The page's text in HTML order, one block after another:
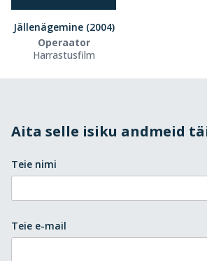
Jällenägemine (2004)
Operaator
Harrastusfilm
Aita selle isiku andmeid
Teie nimi
Teie e-mail